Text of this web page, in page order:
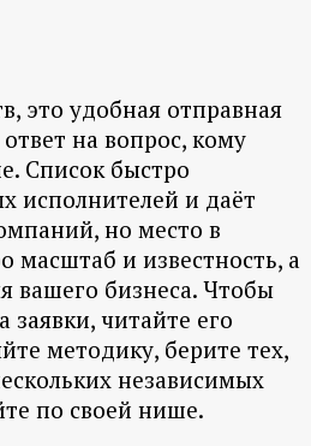
это удобная отправная
на вопрос, кому
Список быстро
исполнителей и даёт
но место в
масштаб и известность, а
вашего бизнеса. Чтобы
заявки, читайте его
методику, берите тех,
независимых
по своей нише.